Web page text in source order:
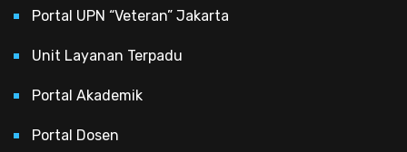
Portal UPN “Veteran” Jakarta
Unit Layanan Terpadu
Portal Akademik
Portal Dosen